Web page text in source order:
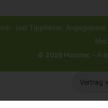
und Tippfehler.
© 2026 Horntec -
Vertrag